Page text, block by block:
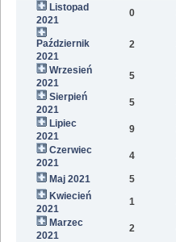
Listopad
2021
0
Październik
2021
2
Wrzesień
2021
5
Sierpień
2021
5
Lipiec
2021
9
Czerwiec
2021
4
Maj 2021 5
Kwiecień
2021
1
Marzec
2021
2